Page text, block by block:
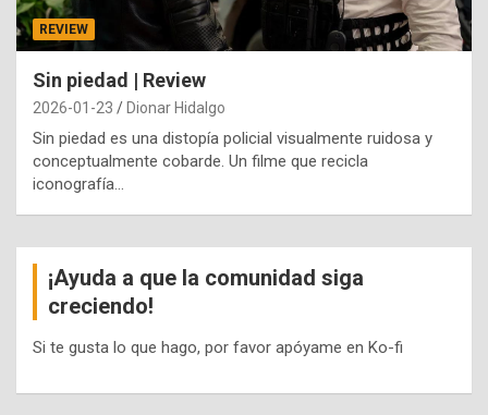
REVIEW
Sin piedad | Review
2026-01-23 Dionar Hidalgo
Sin piedad es una distopía policial visualmente ruidosa y
conceptualmente cobarde. Un filme que recicla
iconografía…
¡Ayuda a que la comunidad siga
creciendo!
Si te gusta lo que hago, por favor apóyame en Ko-fi